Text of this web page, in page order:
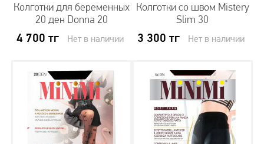
Колготки для беременных
20 ден Donna 20
4 700 тг Нет в наличии
Колготки со швом Mistery
Slim 30
3 300 тг Нет в наличии